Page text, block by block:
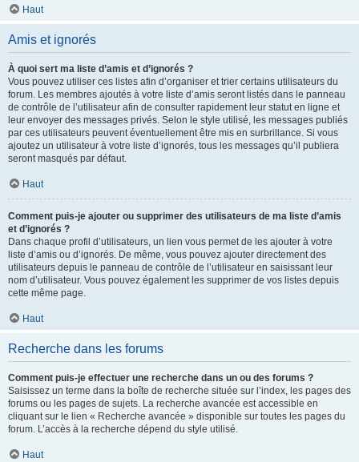
Haut
Amis et ignorés
À quoi sert ma liste d’amis et d’ignorés ?
Vous pouvez utiliser ces listes afin d’organiser et trier certains utilisateurs du
forum. Les membres ajoutés à votre liste d’amis seront listés dans le panneau
de contrôle de l’utilisateur afin de consulter rapidement leur statut en ligne et
leur envoyer des messages privés. Selon le style utilisé, les messages publiés
par ces utilisateurs peuvent éventuellement être mis en surbrillance. Si vous
ajoutez un utilisateur à votre liste d’ignorés, tous les messages qu’il publiera
seront masqués par défaut.
Haut
Comment puis-je ajouter ou supprimer des utilisateurs de ma liste d’amis
et d’ignorés ?
Dans chaque profil d’utilisateurs, un lien vous permet de les ajouter à votre
liste d’amis ou d’ignorés. De même, vous pouvez ajouter directement des
utilisateurs depuis le panneau de contrôle de l’utilisateur en saisissant leur
nom d’utilisateur. Vous pouvez également les supprimer de vos listes depuis
cette même page.
Haut
Recherche dans les forums
Comment puis-je effectuer une recherche dans un ou des forums ?
Saisissez un terme dans la boîte de recherche située sur l’index, les pages des
forums ou les pages de sujets. La recherche avancée est accessible en
cliquant sur le lien « Recherche avancée » disponible sur toutes les pages du
forum. L’accès à la recherche dépend du style utilisé.
Haut